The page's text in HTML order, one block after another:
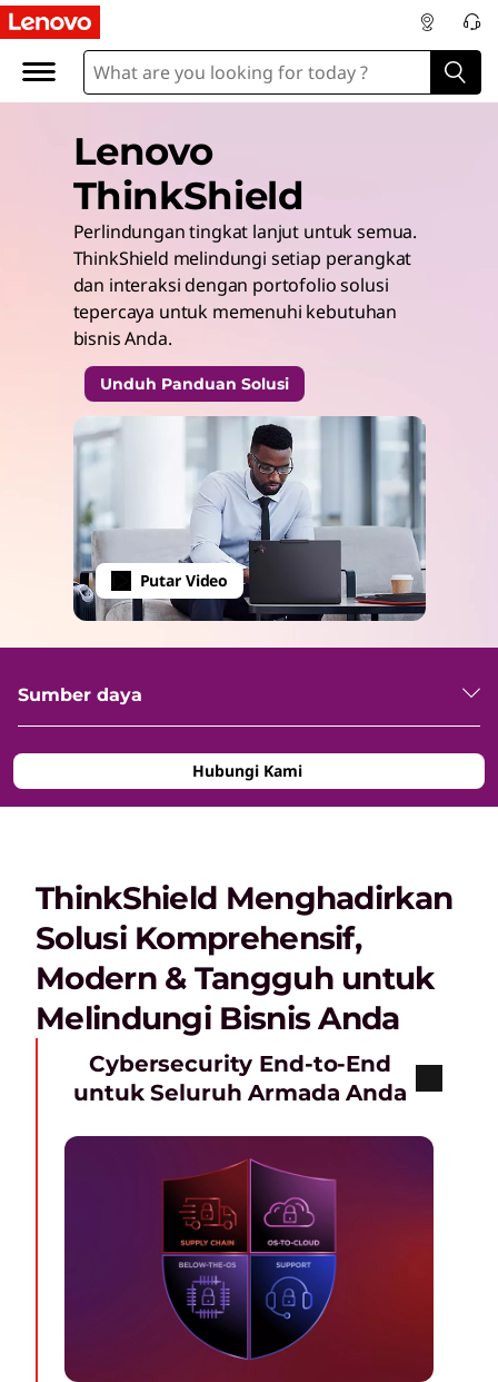
Lenovo
ThinkShield
Perlindungan tingkat lanjut untuk semua.
ThinkShield melindungi setiap perangkat
dan interaksi dengan portofolio solusi
tepercaya untuk memenuhi kebutuhan
bisnis Anda.
Unduh Panduan Solusi
Putar Video
Sumber daya
Hubungi Kami
ThinkShield Menghadirkan
Solusi Komprehensif,
Modern & Tangguh untuk
Melindungi Bisnis Anda
Cybersecurity End-to-End
untuk Seluruh Armada Anda